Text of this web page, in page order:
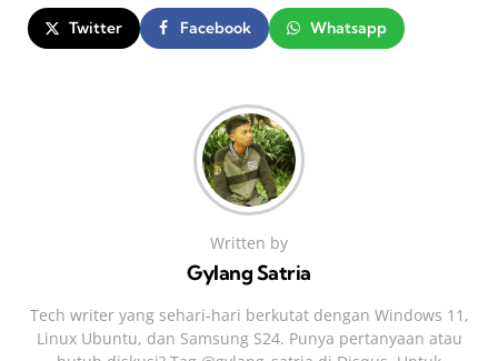
Twitter Facebook Whatsapp
Written by
Gylang Satria
Tech writer yang sehari‑hari berkutat dengan Windows 11,
Linux Ubuntu, dan Samsung S24. Punya pertanyaan atau